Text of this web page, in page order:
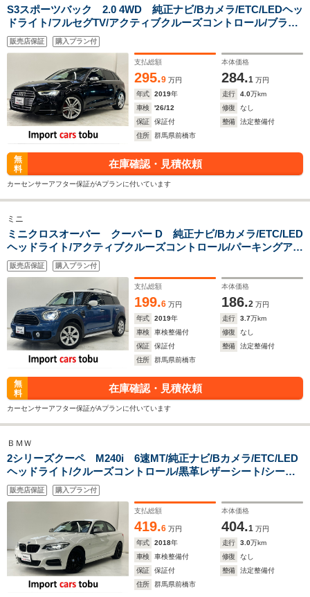
S3スポーツバック 2.0 4WD 純正ナビ/Bカメラ/ETC/LEDヘッ
ドライト/フルセグTV/アクティブクルーズコントロール/ブライ
ンドスポットモニター/レッドブレーキキャリパー/パドルシフ
ト/シートヒーター/パワーシート/スマートキー/キーレス
販売店保証 購入プラン付
支払総額
295.9 万円
本体価格
284.1 万円
年式
2019年 走行 4.0万km
車検
'26/12 修復
なし
保証
保証付 整備
法定整備付
住所
群馬県前橋市
無
料
在庫確認・見積依頼
カーセンサーアフター保証がAプランに付いています
ミニ
ミニクロスオーバー クーパー D 純正ナビ/Bカメラ/ETC/LED
ヘッドライト/アクティブクルーズコントロール/パーキングアシ
スト/前後ドライブレコーダー/前後障害物センサー/パワーバッ
クドア/純正アルミホイール/スマートキー/キーレス
販売店保証 購入プラン付
支払総額
199.6 万円
本体価格
186.2 万円
年式
2019年 走行 3.7万km
車検
車検整備付 修復
なし
保証
保証付 整備
法定整備付
住所
群馬県前橋市
無
料
在庫確認・見積依頼
カーセンサーアフター保証がAプランに付いています
ＢＭＷ
2シリーズクーペ M240i 6速MT/純正ナビ/Bカメラ/ETC/LED
ヘッドライト/クルーズコントロール/黒革レザーシート/シート
ヒーター/フロントドライブレコーダー/前後障害物センサー/M
スポーツブルーキャリパー/スマートキー/キーレス
販売店保証 購入プラン付
支払総額
419.6 万円
本体価格
404.1 万円
年式
2018年 走行 3.0万km
車検
車検整備付 修復
なし
保証
保証付 整備
法定整備付
住所
群馬県前橋市